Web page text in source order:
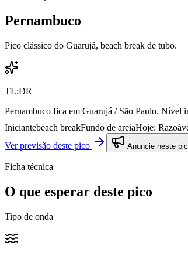
Pernambuco
Pico clássico do Guarujá, beach break de tubo.
TL;DR
Pernambuco fica em Guarujá / São Paulo. Nível
Iniciantebeach breakFundo de areiaHoje:
Ver previsão deste pico
Anuncie neste
Ficha técnica
O que esperar deste pico
Tipo de onda